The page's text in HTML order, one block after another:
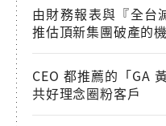
由財務報表與『全台
推估頂新集團破產的
CEO 都推薦的「GA
共好理念圈粉客戶